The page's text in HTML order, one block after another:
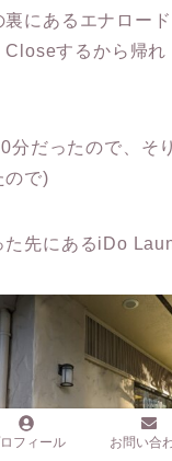
にあるエナロー
するから帰れ
分だったので、そ
ので)
先にあるiDo
フィール お問い合